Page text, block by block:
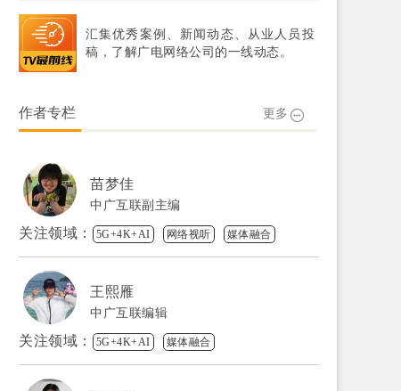
汇集优秀案例、新闻动态、从业人员投
稿，了解广电网络公司的一线动态。
作者专栏 更多
苗梦佳
中广互联副主编
关注领域： 5G+4K+AI 网络视听 媒体融合
王熙雁
中广互联编辑
关注领域： 5G+4K+AI 媒体融合